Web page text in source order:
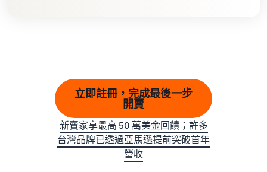
立即註冊，完成最後一步
開賣
新賣家享最高 50 萬美金回饋；許多
台灣品牌已透過亞馬遜提前突破首年
營收